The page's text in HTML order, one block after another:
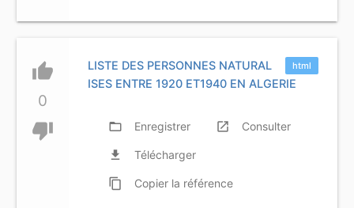
thumb_up
0
thumb_down
html
LISTE DES PERSONNES NATURAL
ISES ENTRE 1920 ET1940 EN ALGERIE
folder_open Enregistrer launch Consulter
file_download Télécharger
content_copy Copier la référence